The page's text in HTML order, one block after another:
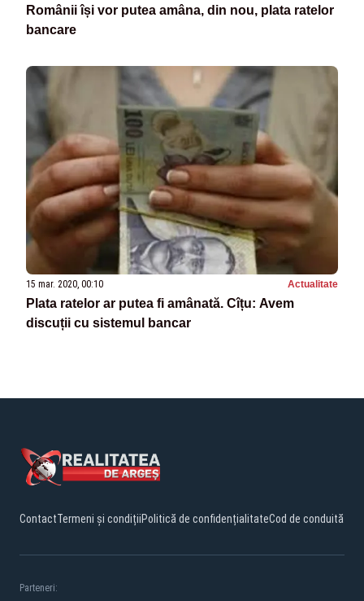
Românii își vor putea amâna, din nou, plata ratelor
bancare
15 mar. 2020, 00:10 Actualitate
Plata ratelor ar putea fi amânată. Cîțu: Avem
discuții cu sistemul bancar
ContactTermeni și condițiiPolitică de confidențialitateCod de conduită
Parteneri: